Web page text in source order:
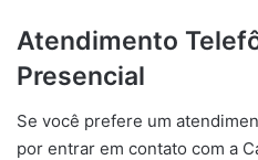
Atendimento
Presencial
Se você prefere um
por entrar em contato com a